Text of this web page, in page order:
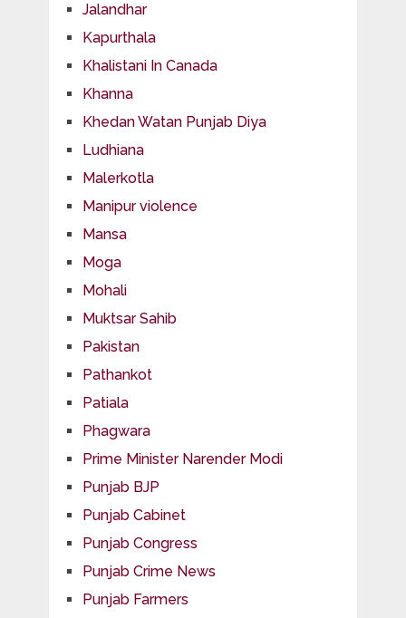
Jalandhar
Kapurthala
Khalistani In Canada
Khanna
Khedan Watan Punjab Diya
Ludhiana
Malerkotla
Manipur violence
Mansa
Moga
Mohali
Muktsar Sahib
Pakistan
Pathankot
Patiala
Phagwara
Prime Minister Narender Modi
Punjab BJP
Punjab Cabinet
Punjab Congress
Punjab Crime News
Punjab Farmers